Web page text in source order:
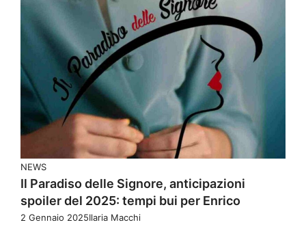
NEWS
Il Paradiso delle Signore, anticipazioni
spoiler del 2025: tempi bui per Enrico
2 Gennaio 2025Ilaria Macchi